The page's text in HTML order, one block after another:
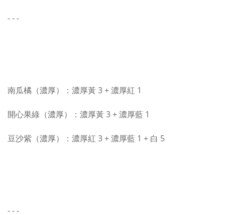
- - -
南瓜橘（濃厚）：濃厚黃 3 + 濃厚紅 1
開心果綠（濃厚）：濃厚黃 3 + 濃厚藍 1
豆沙紫（濃厚）：濃厚紅 3 + 濃厚藍 1 + 白 5
- - -